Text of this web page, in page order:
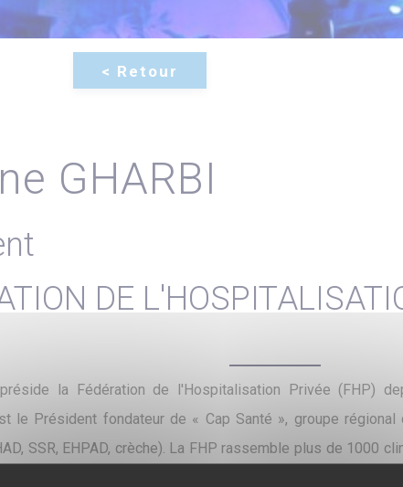
GHARBI
DE
préside la Fédération de l'Hospitalisation Privée (FHP)
le Président fondateur de « Cap Santé », groupe
SSR, EHPAD, crèche). La FHP rassemble plus de 1000
année la prise en charge de 9 millions de patients.